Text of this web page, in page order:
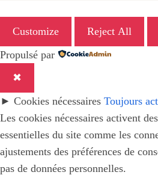
Customize Reject All
Propulsé par
✖
► Cookies nécessaires Toujours
Les cookies nécessaires activent
essentielles du site comme les
ajustements des préférences de
pas de données personnelles.